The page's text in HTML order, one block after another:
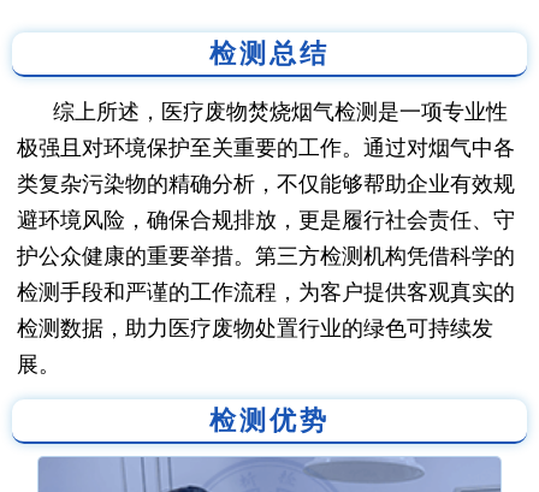
检测总结
综上所述，医疗废物焚烧烟气检测是一项专业性
极强且对环境保护至关重要的工作。通过对烟气中各
类复杂污染物的精确分析，不仅能够帮助企业有效规
避环境风险，确保合规排放，更是履行社会责任、守
护公众健康的重要举措。第三方检测机构凭借科学的
检测手段和严谨的工作流程，为客户提供客观真实的
检测数据，助力医疗废物处置行业的绿色可持续发
展。
检测优势